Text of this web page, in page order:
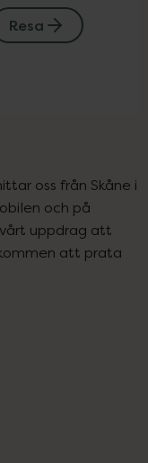
Resa
oss från Skåne i
och på
uppdrag att
att prata